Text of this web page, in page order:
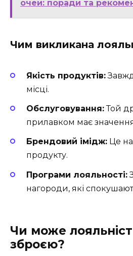
очей: поради та
Чим викликана
Якість продуктів:
місці.
Обслуговування:Той
прилавком має
Брендовий імідж: Це
продукту.
Програми лояльності:
нагороди, які
Чи може
зброєю?